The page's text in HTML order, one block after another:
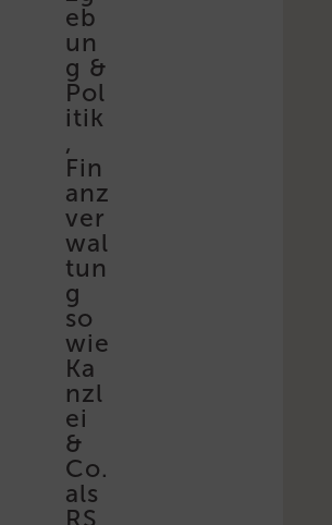
eb
un
g &
Pol
itik
,
Fin
anz
ver
wal
tun
g
so
wie
Ka
nzl
ei
&
Co.
als